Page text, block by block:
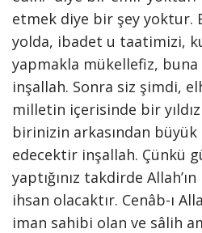
etmek diye bir şey yoktur.
yolda, ibadet u taatimizi,
yapmakla mükellefiz,
inşallah. Sonra siz şimdi,
milletin içerisinde bir
birinizin arkasından
edecektir inşallah. Çünkü
yaptığınız takdirde
ihsan olacaktır. Cenâb-ı
iman sahibi olan ve sâlih